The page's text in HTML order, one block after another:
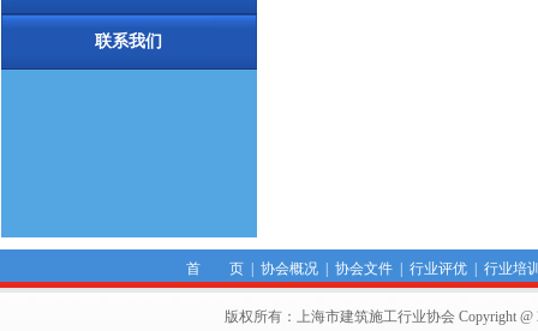
联系我们
首 页| 协会概况| 协会文件| 行业评优| 行业培
版权所有：上海市建筑施工行业协会 Copyright @